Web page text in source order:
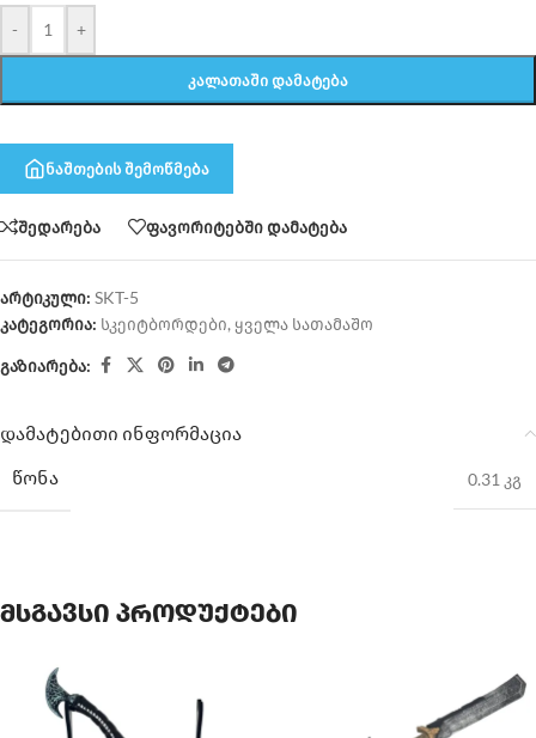
- +
ᲙᲐᲚᲐᲗᲐᲨᲘ ᲓᲐᲛᲐᲢᲔᲑᲐ
ნაშთების შემოწმება
შედარება ფავორიტებში დამატება
არტიკული: SKT-5
კატეგორია: სკეიტბორდები, ყველა სათამაშო
გაზიარება:
დამატებითი ინფორმაცია
ᲬᲝᲜᲐ
0.31 კგ
მსგავსი პროდუქტები